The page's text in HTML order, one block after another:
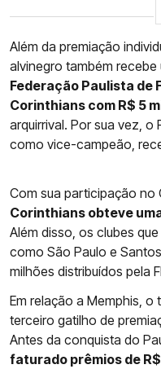
Além da premiação
alvinegro também
Federação Paulista de
Corinthians com R$ 5
arquirrival. Por sua vez, o
como vice-campeão,
Com sua participação no
Corinthians obteve
Além disso, os clubes
como São Paulo e
milhões distribuídos pela
Em relação a Memphis, o
terceiro gatilho de
Antes da conquista do
faturado prêmios de R$